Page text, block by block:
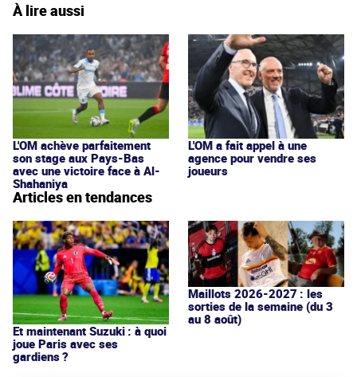
À lire aussi
L'OM achève parfaitement
son stage aux Pays-Bas
avec une victoire face à Al-
Shahaniya
L'OM a fait appel à une
agence pour vendre ses
joueurs
Articles en tendances
Et maintenant Suzuki : à quoi
joue Paris avec ses
gardiens ?
Maillots 2026-2027 : les
sorties de la semaine (du 3
au 8 août)